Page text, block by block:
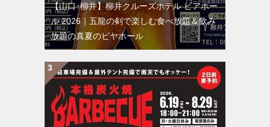
【山口･柳井】柳井クルーズホテル ビアホー
ル 2026｜五龍の剣で楽しむ食べ放題＆飲み
放題の真夏のビヤホール